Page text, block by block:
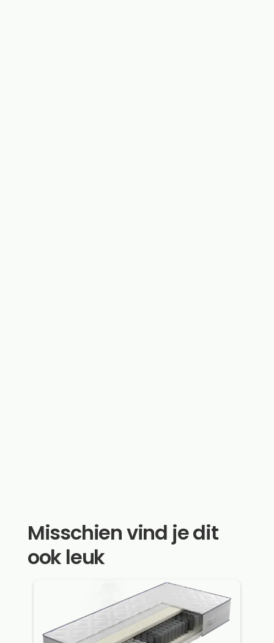
Misschien vind je dit
ook leuk